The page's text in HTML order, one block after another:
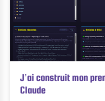
J’ai construit mon
Claude